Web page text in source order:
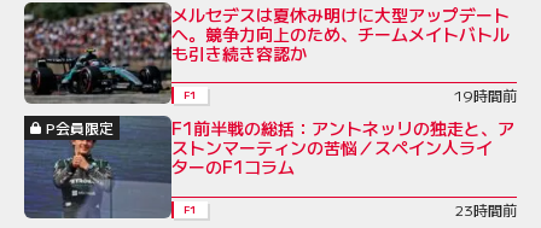
メルセデスは夏休み明けに大型アップデート
へ。競争力向上のため、チームメイトバトル
も引き続き容認か
F1
19時間前
P会員限定
F1前半戦の総括：アントネッリの独走と、ア
ストンマーティンの苦悩／スペイン人ライ
ターのF1コラム
F1 23時間前